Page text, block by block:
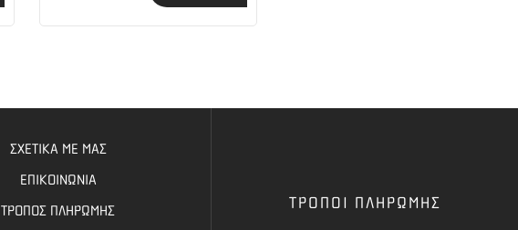
ΣΧΕΤΙΚΑ ΜΕ ΜΑΣ
ΕΠΙΚΟΙΝΩΝΙΑ
ΤΡΟΠΟΣ ΠΛΗΡΩΜΗΣ ΤΡΟΠΟΙ ΠΛΗΡΩΜΗΣ